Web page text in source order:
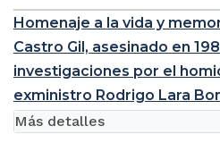
Homenaje a la vida y
Castro Gil, asesinado en
investigaciones por el
exministro Rodrigo Lara
Más detalles